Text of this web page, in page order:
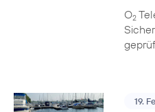
O2
19.